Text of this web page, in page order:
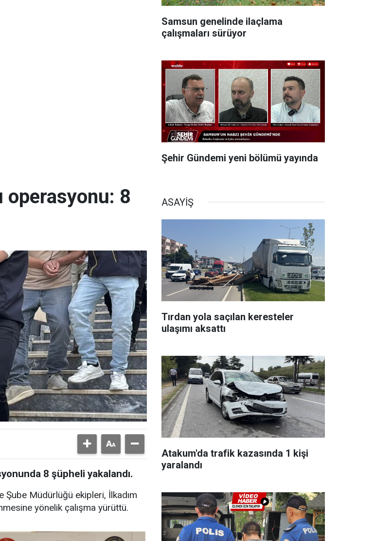
Samsun genelinde ilaçlama
çalışmaları sürüyor
Şehir Gündemi yeni bölümü yayında
operasyonu: 8
8 şüpheli yakalandı.
Müdürlüğü ekipleri, İlkadım
yönelik çalışma yürüttü.
ASAYİŞ
Tırdan yola saçılan keresteler
ulaşımı aksattı
Atakum'da trafik kazasında 1 kişi
yaralandı